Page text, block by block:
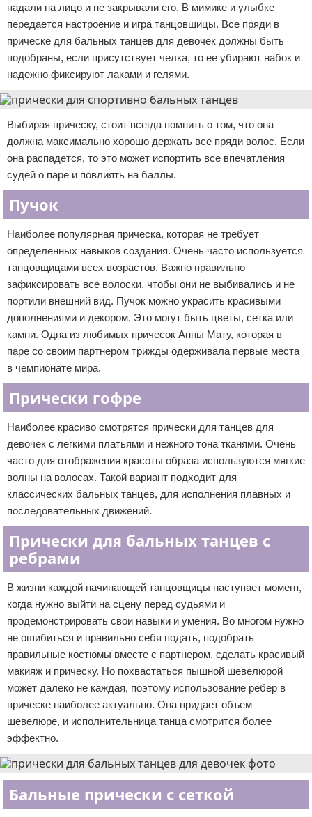
падали на лицо и не закрывали его. В мимике и улыбке
передается настроение и игра танцовщицы. Все пряди в
прическе для бальных танцев для девочек должны быть
подобраны, если присутствует челка, то ее убирают набок и
надежно фиксируют лаками и гелями.
Выбирая прическу, стоит всегда помнить о том, что она
должна максимально хорошо держать все пряди волос. Если
она распадется, то это может испортить все впечатления
судей о паре и повлиять на баллы.
Пучок
Наиболее популярная прическа, которая не требует
определенных навыков создания. Очень часто используется
танцовщицами всех возрастов. Важно правильно
зафиксировать все волоски, чтобы они не выбивались и не
портили внешний вид. Пучок можно украсить красивыми
дополнениями и декором. Это могут быть цветы, сетка или
камни. Одна из любимых причесок Анны Мату, которая в
паре со своим партнером трижды одерживала первые места
в чемпионате мира.
Прически гофре
Наиболее красиво смотрятся прически для танцев для
девочек с легкими платьями и нежного тона тканями. Очень
часто для отображения красоты образа используются мягкие
волны на волосах. Такой вариант подходит для
классических бальных танцев, для исполнения плавных и
последовательных движений.
Прически для бальных танцев с
ребрами
В жизни каждой начинающей танцовщицы наступает момент,
когда нужно выйти на сцену перед судьями и
продемонстрировать свои навыки и умения. Во многом нужно
не ошибиться и правильно себя подать, подобрать
правильные костюмы вместе с партнером, сделать красивый
макияж и прическу. Но похвастаться пышной шевелюрой
может далеко не каждая, поэтому использование ребер в
прическе наиболее актуально. Она придает объем
шевелюре, и исполнительница танца смотрится более
эффектно.
Бальные прически с сеткой